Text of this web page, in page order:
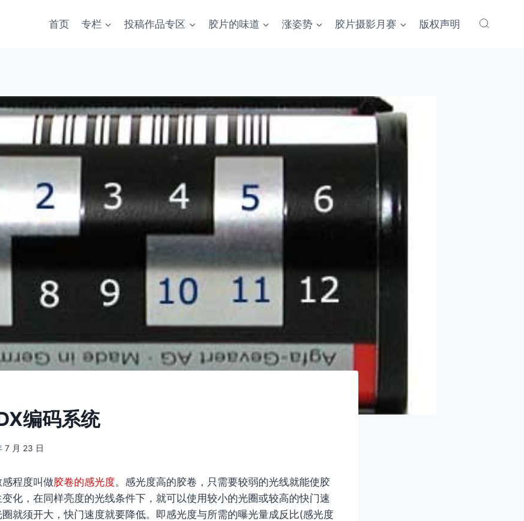
首页 专栏 投稿作品专区 胶片的味道 涨姿势 胶片摄影月赛 版权声明
编码系统
7 月 23 日
程度叫做胶卷的感光度。感光度高的胶卷，只需要较弱的光线就能使胶
化，在同样亮度的光线条件下，就可以使用较小的光圈或较高的快门速
圈就须开大，快门速度就要降低。即感光度与所需的曝光量成反比(感光度